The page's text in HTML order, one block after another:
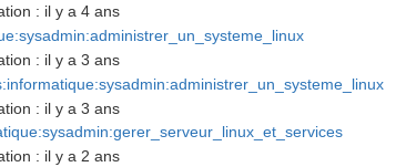
: il y a 4 ans
: il y a 3 ans
: il y a 3 ans
: il y a 2 ans